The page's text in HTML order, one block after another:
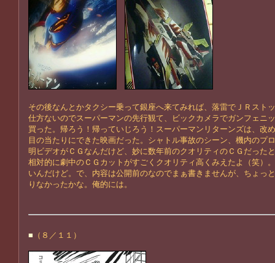
その後なんとかタクシー乗って銀座へ来てみれば、落雷でＪＲスト
仕方ないのでスーパーマンの先行観て、ビックカメラでガンフェニ
買った。帰ろう！帰っていじろう！スーパーマンリターンズは、改
目の当たりにできた映画だった。シャトル事故のシーン、機内のプ
明ビデオがＣＧなんだけど、妙に数年前のクオリティのＣＧだった
相対的に劇中のＣＧカットがすごくクオリティ高くみえたよ（笑）
いんだけど。で、内容は公開前のなのでまぁ書きませんが、ちょっ
りなかったかな。俺的には。
■ （８／１１）